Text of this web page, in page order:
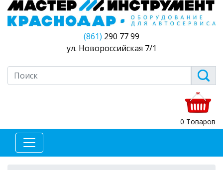
(861) 290 77 99
ул. Новороссийская 7/1
0 Товаров